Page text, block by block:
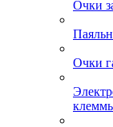
Очки
Очки